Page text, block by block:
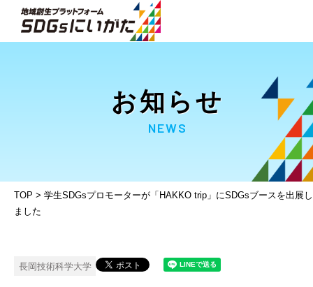
お知らせ
NEWS
TOP > 学生SDGsプロモーターが「HAKKO trip」にSDGsブースを出展し
ました
長岡技術科学大学